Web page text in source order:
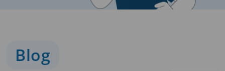
Blog